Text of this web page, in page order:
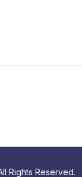
Rights Reserved.